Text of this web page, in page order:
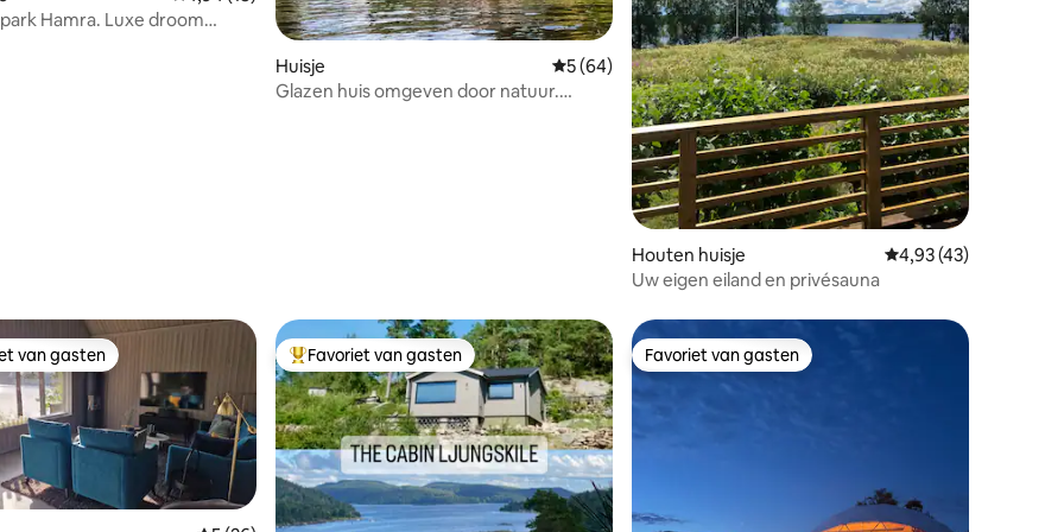
Hamra. Luxe droom
Huisje Gemiddelde beoordeling van 5 op 5, 64 recensies
5 (64)
Glazen huis omgeven door natuur.
Houten huisje Gemiddelde
4,93 (43)
Uw eigen eiland en privésauna
van gasten
van gasten Topfavoriet van gasten
Favoriet van gasten Favoriet van gasten
Favoriet van gasten